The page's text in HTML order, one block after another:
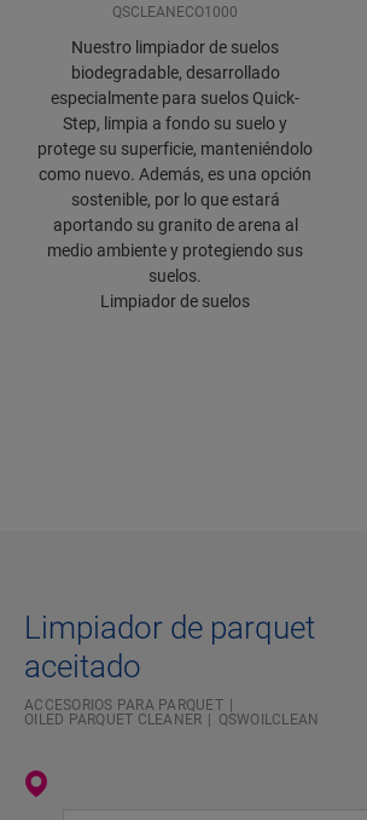
QSCLEANECO1000
Nuestro limpiador de suelos
biodegradable, desarrollado
especialmente para suelos Quick-
Step, limpia a fondo su suelo y
protege su superficie, manteniéndolo
como nuevo. Además, es una opción
sostenible, por lo que estará
aportando su granito de arena al
medio ambiente y protegiendo sus
suelos.
Limpiador de suelos
Limpiador de parquet
aceitado
ACCESORIOS PARA PARQUET
OILED PARQUET CLEANER
QSWOILCLEAN